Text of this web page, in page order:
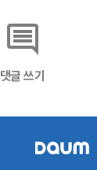
댓글 쓰기